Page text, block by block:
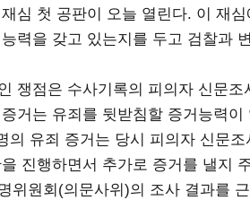
심 첫 공판이 오늘 열린다. 이 재
력을 갖고 있는지를 두고 검찰과
쟁점은 수사기록의 피의자 신문
거는 유죄를 뒷받침할 증거능력
의 유죄 증거는 당시 피의자 신문
진행하면서 추가로 증거를 낼지
위원회(의문사위)의 조사 결과를